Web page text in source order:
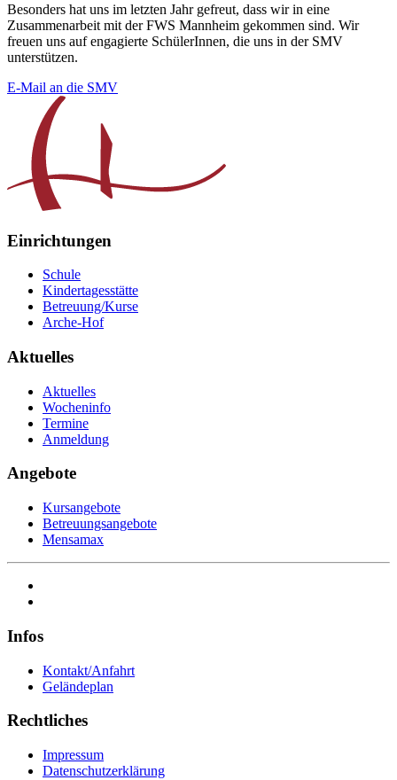
Besonders hat uns im letzten Jahr gefreut, dass wir in eine
Zusammenarbeit mit der FWS Mannheim gekommen sind. Wir
freuen uns auf engagierte SchülerInnen, die uns in der SMV
unterstützen.
E-Mail an die SMV
Einrichtungen
Schule
Kindertagesstätte
Betreuung/Kurse
Arche-Hof
Aktuelles
Aktuelles
Wocheninfo
Termine
Anmeldung
Angebote
Kursangebote
Betreuungsangebote
Mensamax
Infos
Kontakt/Anfahrt
Geländeplan
Rechtliches
Impressum
Datenschutzerklärung